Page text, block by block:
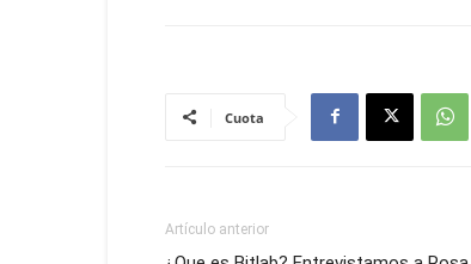
Cuota
Artículo anterior